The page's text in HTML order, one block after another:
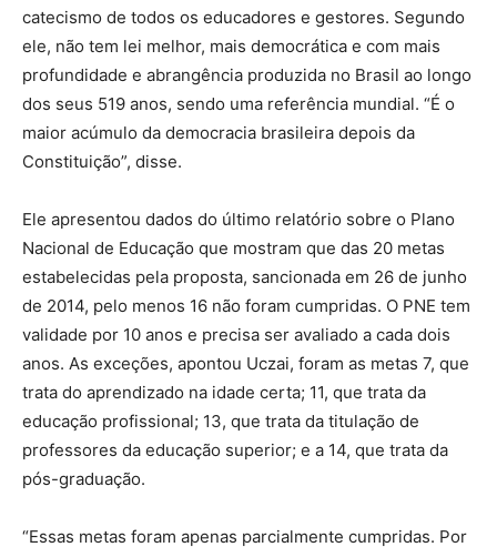
catecismo de todos os educadores e gestores. Segundo
ele, não tem lei melhor, mais democrática e com mais
profundidade e abrangência produzida no Brasil ao longo
dos seus 519 anos, sendo uma referência mundial. “É o
maior acúmulo da democracia brasileira depois da
Constituição”, disse.
Ele apresentou dados do último relatório sobre o Plano
Nacional de Educação que mostram que das 20 metas
estabelecidas pela proposta, sancionada em 26 de junho
de 2014, pelo menos 16 não foram cumpridas. O PNE tem
validade por 10 anos e precisa ser avaliado a cada dois
anos. As exceções, apontou Uczai, foram as metas 7, que
trata do aprendizado na idade certa; 11, que trata da
educação profissional; 13, que trata da titulação de
professores da educação superior; e a 14, que trata da
pós-graduação.
“Essas metas foram apenas parcialmente cumpridas. Por